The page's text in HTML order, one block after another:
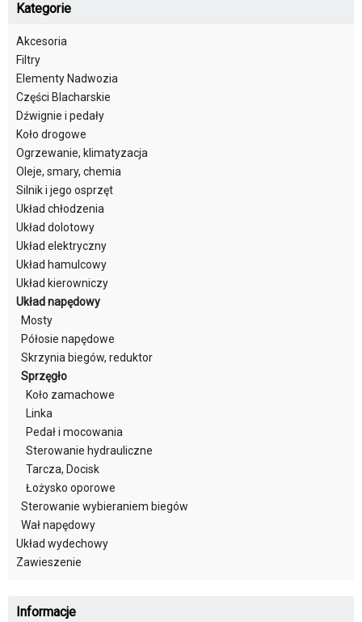
Kategorie
Akcesoria
Filtry
Elementy Nadwozia
Części Blacharskie
Dźwignie i pedały
Koło drogowe
Ogrzewanie, klimatyzacja
Oleje, smary, chemia
Silnik i jego osprzęt
Układ chłodzenia
Układ dolotowy
Układ elektryczny
Układ hamulcowy
Układ kierowniczy
Układ napędowy
Mosty
Półosie napędowe
Skrzynia biegów, reduktor
Sprzęgło
Koło zamachowe
Linka
Pedał i mocowania
Sterowanie hydrauliczne
Tarcza, Docisk
Łożysko oporowe
Sterowanie wybieraniem biegów
Wał napędowy
Układ wydechowy
Zawieszenie
Informacje